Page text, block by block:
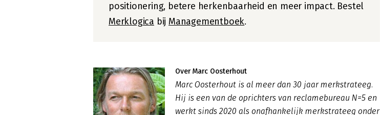
positionering, betere herkenbaarheid en meer impact. Bestel
Merklogica bij Managementboek.
Over Marc Oosterhout
Marc Oosterhout is al meer dan 30 jaar merkstrateeg.
Hij is een van de oprichters van reclamebureau N=5 en
werkt sinds 2020 als onafhankelijk merkstrateeg onder